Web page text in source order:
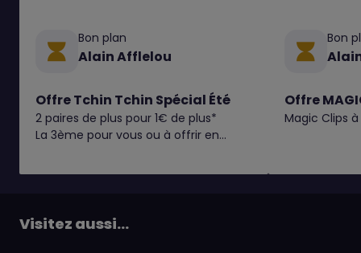
Bon plan
Alain Afflelou
Offre Tchin Tchin Spécial Été
2 paires de plus pour 1€ de plus*
La 3ème pour vous ou à offrir en
Bon
Offre
Magic Clips
Visitez aussi...